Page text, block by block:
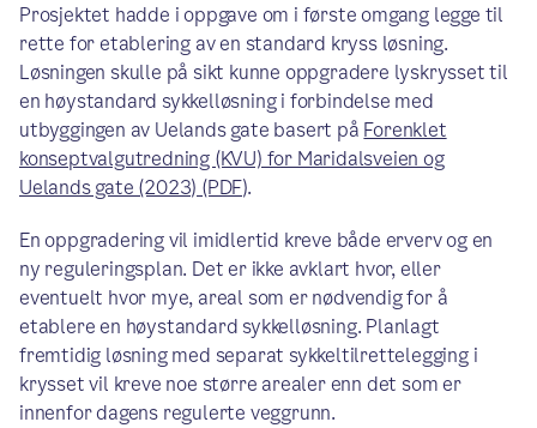
Prosjektet hadde i oppgave om i første omgang legge til
rette for etablering av en standard kryss løsning.
Løsningen skulle på sikt kunne oppgradere lyskrysset til
en høystandard sykkelløsning i forbindelse med
utbyggingen av Uelands gate basert på Forenklet
konseptvalgutredning (KVU) for Maridalsveien og
Uelands gate (2023) (PDF).
En oppgradering vil imidlertid kreve både erverv og en
ny reguleringsplan. Det er ikke avklart hvor, eller
eventuelt hvor mye, areal som er nødvendig for å
etablere en høystandard sykkelløsning. Planlagt
fremtidig løsning med separat sykkeltilrettelegging i
krysset vil kreve noe større arealer enn det som er
innenfor dagens regulerte veggrunn.